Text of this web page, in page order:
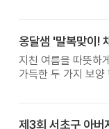
옹달샘 '말복맞이!
지친 여름을 따뜻하
가득한 두 가지 보